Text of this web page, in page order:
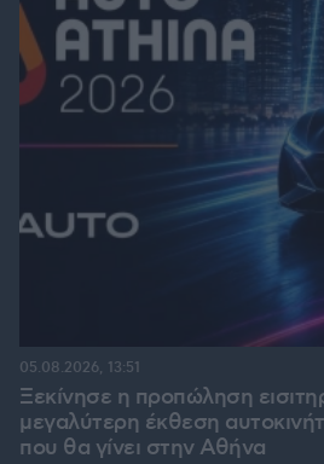
Ξεκίνησε η προπώληση
μεγαλύτερη έκθεση
που θα γίνει στην Αθήνα
05.08.2026, 13:51